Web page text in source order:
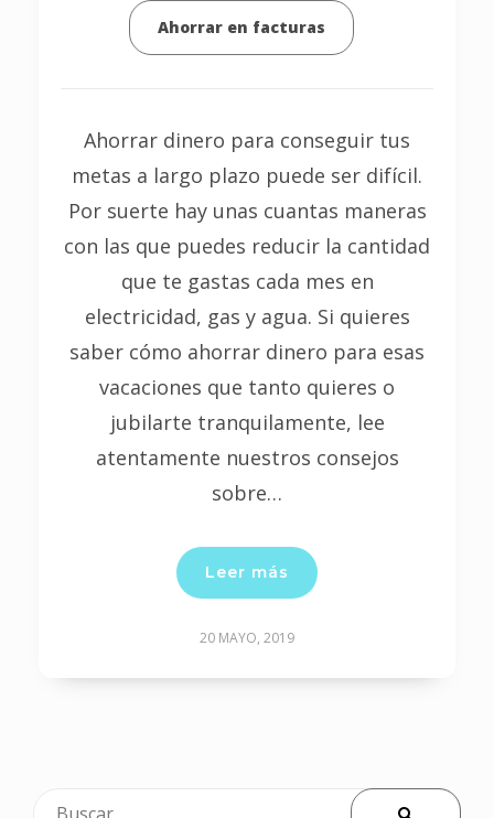
Ahorrar en facturas
Ahorrar dinero para conseguir tus
metas a largo plazo puede ser difícil.
Por suerte hay unas cuantas maneras
con las que puedes reducir la cantidad
que te gastas cada mes en
electricidad, gas y agua. Si quieres
saber cómo ahorrar dinero para esas
vacaciones que tanto quieres o
jubilarte tranquilamente, lee
atentamente nuestros consejos
sobre…
Leer más
20 MAYO, 2019